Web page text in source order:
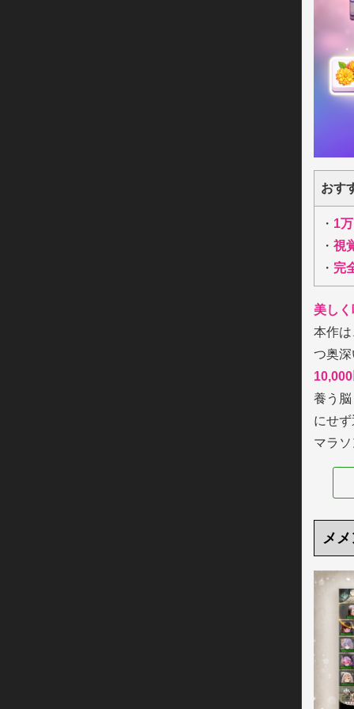
おす
・ 1
・ 視
・ 完
美し
本作
つ奥
養う
にせ
マラ
メ